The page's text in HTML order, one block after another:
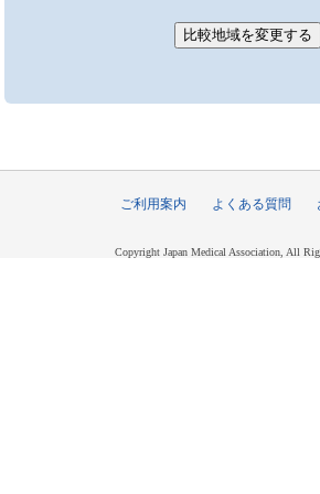
ご利用案内 よくある質問
Copyright Japan Medical Association, All